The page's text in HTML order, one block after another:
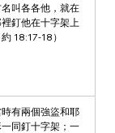
名叫各各他，就在
釘他在十字架上
約 18:17-18）
時有兩個強盜和耶
一同釘十字架；一